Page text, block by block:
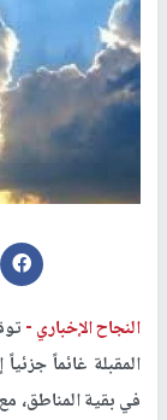
النجاح الإخباري -
المقبلة غائماً
في بقية المناطق،